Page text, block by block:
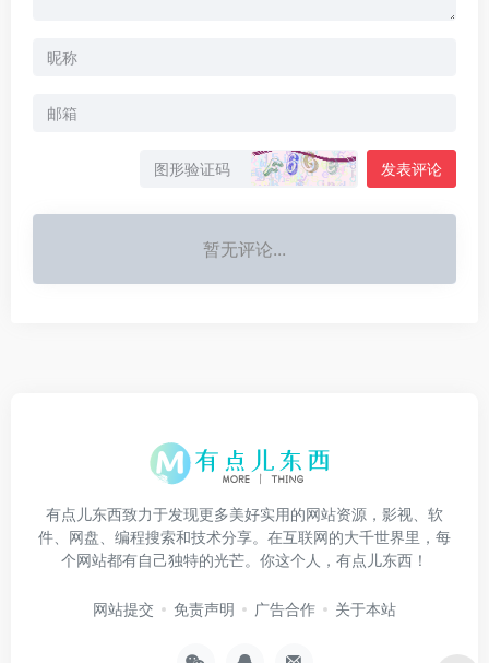
发表评论
暂无评论...
有点儿东西致力于发现更多美好实用的网站资源，影视、软
件、网盘、编程搜索和技术分享。在互联网的大千世界里，每
个网站都有自己独特的光芒。你这个人，有点儿东西！
网站提交 免责声明 广告合作 关于本站